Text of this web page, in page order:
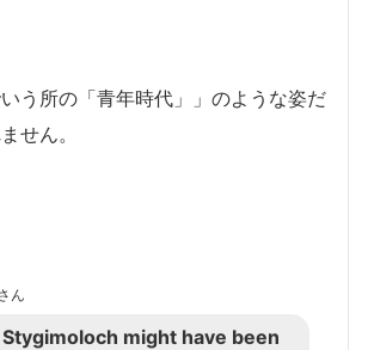
う所の「青年時代」」のような姿だ
せん。
ん
Stygimoloch might have been